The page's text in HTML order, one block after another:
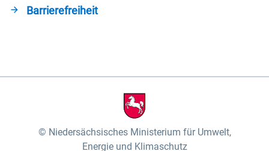
Barrierefreiheit
Niedersächsisches Ministerium für Umwelt,
Energie und Klimaschutz